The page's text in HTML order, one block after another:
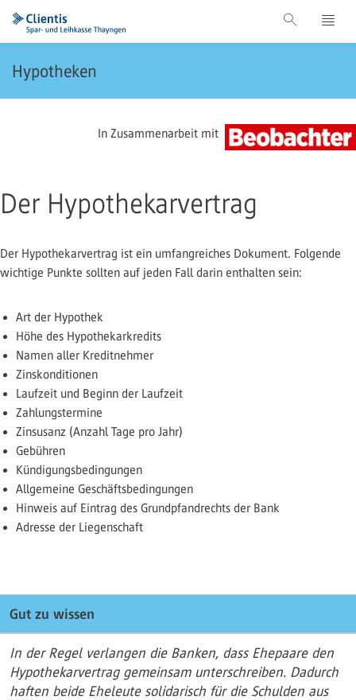
Hypotheken
In Zusammenarbeit mit
Der Hypothekarvertrag
Der Hypothekarvertrag ist ein umfangreiches Dokument. Folgende
wichtige Punkte sollten auf jeden Fall darin enthalten sein:
Art der Hypothek
Höhe des Hypothekarkredits
Namen aller Kreditnehmer
Zinskonditionen
Laufzeit und Beginn der Laufzeit
Zahlungstermine
Zinsusanz (Anzahl Tage pro Jahr)
Gebühren
Kündigungsbedingungen
Allgemeine Geschäftsbedingungen
Hinweis auf Eintrag des Grundpfandrechts der Bank
Adresse der Liegenschaft
Gut zu wissen
In der Regel verlangen die Banken, dass Ehepaare den
Hypothekarvertrag gemeinsam unterschreiben. Dadurch
haften beide Eheleute solidarisch für die Schulden aus